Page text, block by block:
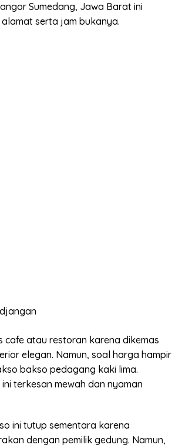
Sumedang, Jawa Barat ini
serta jam bukanya.
cafe atau restoran karena dikemas
elegan. Namun, soal harga hampir
bakso pedagang kaki lima.
terkesan mewah dan nyaman
ini tutup sementara karena
dengan pemilik gedung. Namun,